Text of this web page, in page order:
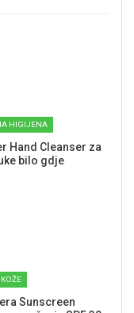
HIGIJENA
Hand Cleanser za
bilo gdje
Sunscreen